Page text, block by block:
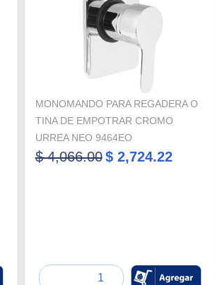
MONOMANDO PARA REGADERA O
TINA DE EMPOTRAR CROMO
URREA NEO 9464EO
$ 4,066.00 $ 2,724.22